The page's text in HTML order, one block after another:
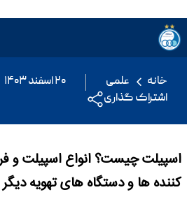
خانه علمی ۲۰ اسفند ۱۴۰۳
اشتراک گذاری
اسپیلت چیست؟ انواع اسپیلت و
کننده ها و دستگاه های تهویه دیگر